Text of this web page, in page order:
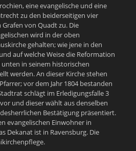
eine evangelische und eine
zu den beiderseitigen vier
von Quadt zu. Die
wird in der oben
gehalten; wie jene in den
auf welche Weise die Reformation
in seinem historischen
werden. An dieser Kirche stehen
vor dem Jahr 1804 bestanden
schlägt im Erledigungsfalle 3
und dieser wählt aus denselben
Bestätigung präsentiert.
evangelischen Einwohner in
Dekanat ist in Ravensburg. Die